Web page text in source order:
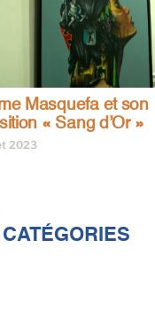
Masquefa et son
« Sang d’Or »
2023
CATÉGORIES